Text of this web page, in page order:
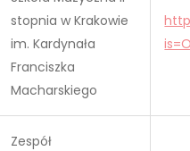
stopnia w Krakowie
im. Kardynała
Franciszka
Macharskiego
Zespół